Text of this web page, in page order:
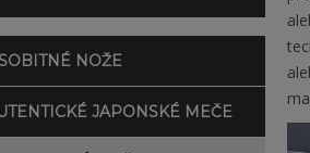
NOŽE
JAPONSKÉ MEČE